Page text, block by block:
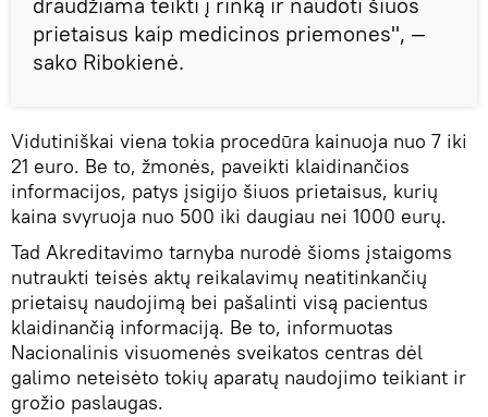
prietaisus kaip medicinos priemones", —
sako Ribokienė.
Vidutiniškai viena tokia procedūra kainuoja nuo 7 iki
21 euro. Be to, žmonės, paveikti klaidinančios
informacijos, patys įsigijo šiuos prietaisus, kurių
kaina svyruoja nuo 500 iki daugiau nei 1000 eurų.
Tad Akreditavimo tarnyba nurodė šioms įstaigoms
nutraukti teisės aktų reikalavimų neatitinkančių
prietaisų naudojimą bei pašalinti visą pacientus
klaidinančią informaciją. Be to, informuotas
Nacionalinis visuomenės sveikatos centras dėl
galimo neteisėto tokių aparatų naudojimo teikiant ir
grožio paslaugas.